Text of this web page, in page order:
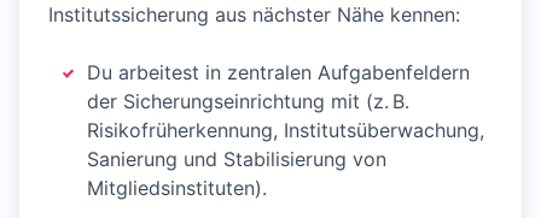
Institutssicherung aus nächster Nähe kennen:
Du arbeitest in zentralen Aufgabenfeldern
der Sicherungseinrichtung mit (z. B.
Risikofrüherkennung, Institutsüberwachung,
Sanierung und Stabilisierung von
Mitgliedsinstituten).